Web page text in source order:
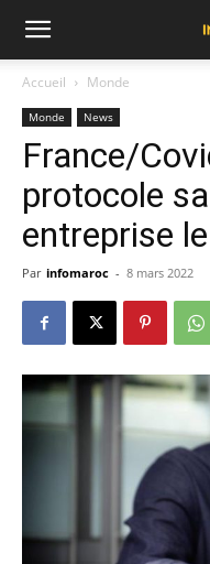
Accueil Monde
Monde News
France/
protocole
entreprise
Par infomaroc - 8 mars 2022